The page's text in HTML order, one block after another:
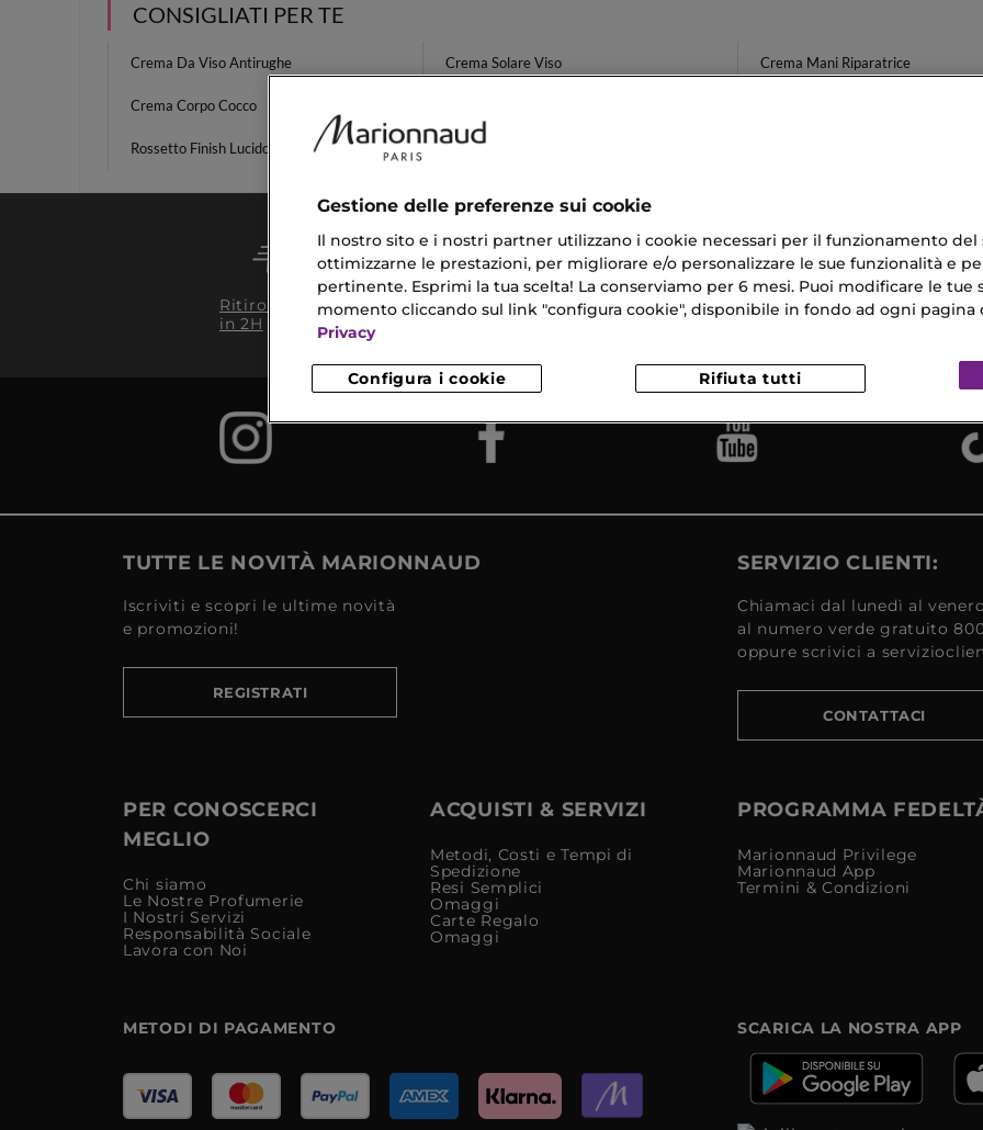
CONSIGLIATI PER TE
Crema Da Viso Antirughe Crema Solare Viso Crema Mani Riparatrice
Crema Corpo Cocco
Rossetto Finish Lucido Shiseido Uomo
Ritiro in negozio
in 2H
Consegna Gratuita
da 35€​ in 24/48H
Campioni
Omaggio
Reso
TUTTE LE NOVITÀ MARIONNAUD
Iscriviti e scopri le ultime novità
e promozioni!
REGISTRATI
SERVIZIO CLIENTI:
Chiamaci dal lunedì al
al numero verde gratuito
oppure scrivici a
CONTATTACI
PER CONOSCERCI
MEGLIO
Chi siamo
Le Nostre Profumerie
I Nostri Servizi
Responsabilità Sociale
Lavora con Noi
ACQUISTI & SERVIZI
Metodi, Costi e Tempi di
Spedizione
Resi Semplici
Omaggi
Carte Regalo
Omaggi
PROGRAMMA
Marionnaud Privilege
Marionnaud App
Termini & Condizioni
METODI DI PAGAMENTO SCARICA LA NOSTRA APP
Gestione delle preferenze sui cookie
Il nostro sito e i nostri partner utilizzano i cookie necessari per il funzionamento
ottimizzarne le prestazioni, per migliorare e/o personalizzare le sue funzionalità e
pertinente. Esprimi la tua scelta! La conserviamo per 6 mesi. Puoi modificare le tue
momento cliccando sul link "configura cookie", disponibile in fondo ad ogni pagina
Privacy
Configura i cookie Rifiuta tutti